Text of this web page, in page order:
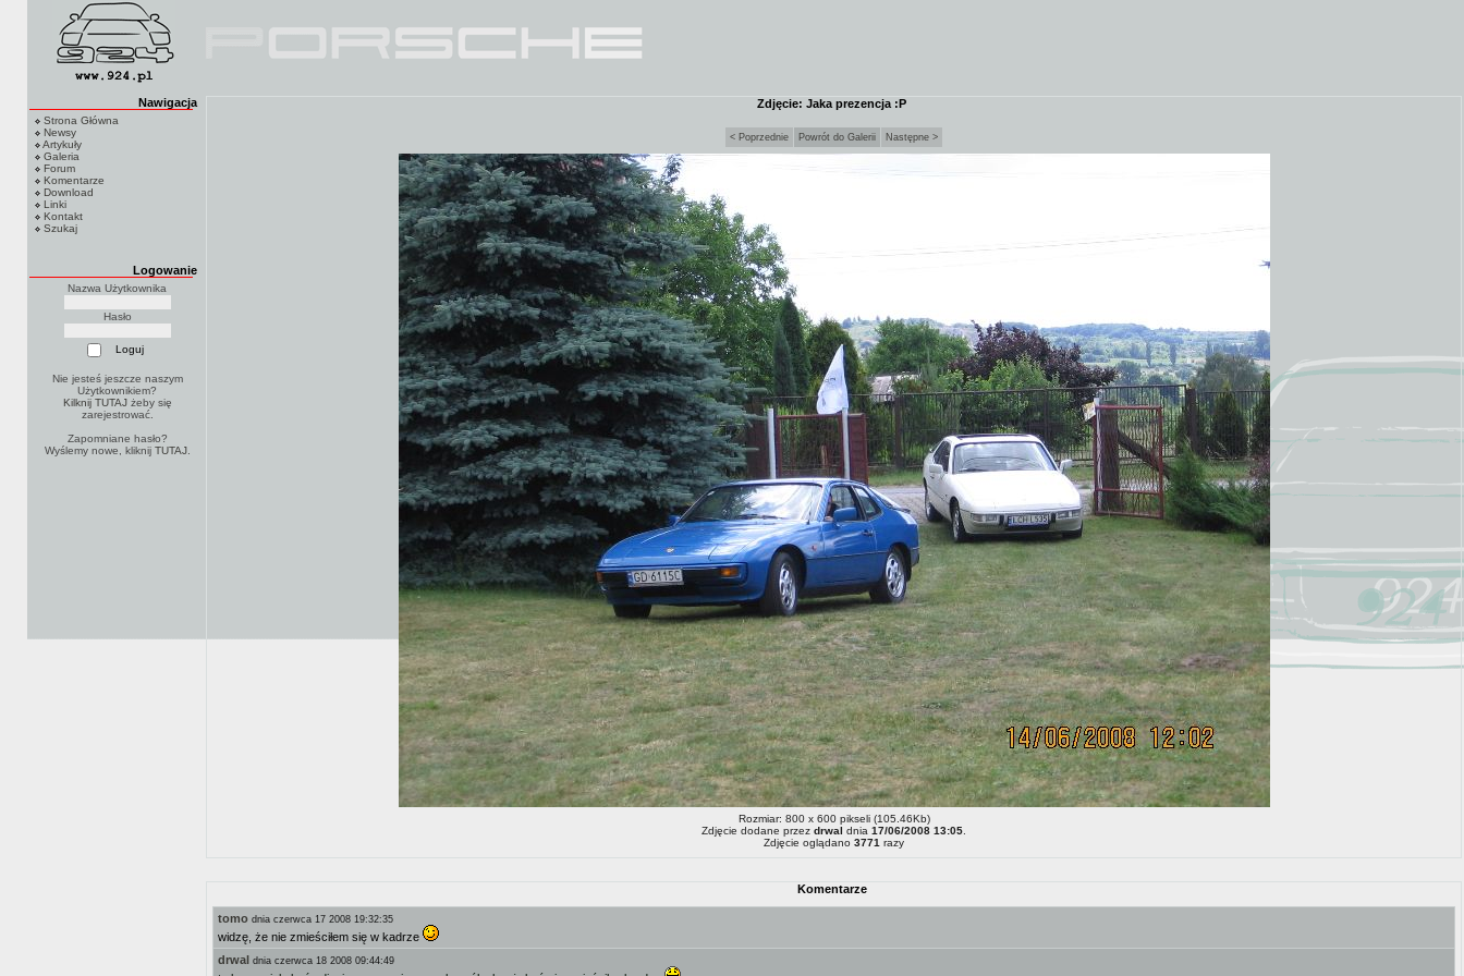
Nawigacja
Strona Główna
Newsy
Artykuły
Galeria
Forum
Komentarze
Download
Linki
Kontakt
Szukaj
Logowanie
Nazwa Użytkownika
Hasło
Nie jesteś jeszcze naszym
Użytkownikiem?
Kilknij TUTAJżeby się
zarejestrować.
Zapomniane hasło?
Wyślemy nowe, kliknij TUTAJ.
Zdjęcie: Jaka prezencja :P
< Poprzednie Powrót do Galerii Następne >
Rozmiar: 800 x 600 pikseli (105.46Kb)
Zdjęcie dodane przez drwal dnia 17/06/2008 13:05
Zdjęcie oglądano 3771 razy
Komentarze
tomo dnia czerwca 17 2008 19:32:35
widzę, że nie zmieściłem się w kadrze
drwal dnia czerwca 18 2008 09:44:49